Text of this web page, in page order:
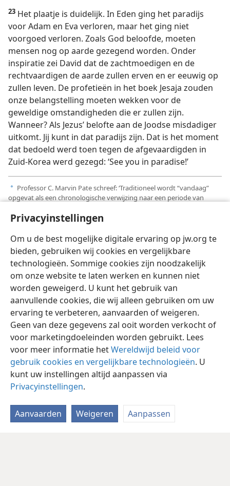
Privacyinstellingen
Om u de best mogelijke digitale ervaring op jw.org te
bieden, gebruiken wij cookies en vergelijkbare
technologieën. Sommige cookies zijn noodzakelijk
om onze website te laten werken en kunnen niet
worden geweigerd. U kunt het gebruik van
aanvullende cookies, die wij alleen gebruiken om uw
ervaring te verbeteren, aanvaarden of weigeren.
Geen van deze gegevens zal ooit worden verkocht of
voor marketingdoeleinden worden gebruikt. Lees
voor meer informatie hetWereldwijd beleid voor
gebruik cookies en vergelijkbare technologieën. U
kunt uw instellingen altijd aanpassen via
Privacyinstellingen.
Aanvaarden Weigeren Aanpassen
23 Het plaatje is duidelijk. In Eden ging het paradijs
voor Adam en Eva verloren, maar het ging niet
voorgoed verloren. Zoals God beloofde, moeten
mensen nog op aarde gezegend worden. Onder
inspiratie zei David dat de zachtmoedigen en de
rechtvaardigen de aarde zullen erven en er eeuwig op
zullen leven. De profetieën in het boek Jesaja zouden
onze belangstelling moeten wekken voor de
geweldige omstandigheden die er zullen zijn.
Wanneer? Als Jezus’ belofte aan de Joodse misdadiger
uitkomt. Jij kunt in dat paradijs zijn. Dat is het moment
dat bedoeld werd toen tegen de afgevaardigden in
Zuid-Korea werd gezegd: ‘See you in paradise!’
a Professor C. Marvin Pate schreef: ‘Traditioneel wordt “vandaag”
opgevat als een chronologische verwijzing naar een periode van
is met Bijbelse leringen elders waaruit men kan opmaken dat Jezus na
Zijn dood eerst naar hades “neerdaalde” (
Rom. 10:7) en later naar de hemel opsteeg.’
b Zie de ‘Vragen van lezers’ in deze uitgave.